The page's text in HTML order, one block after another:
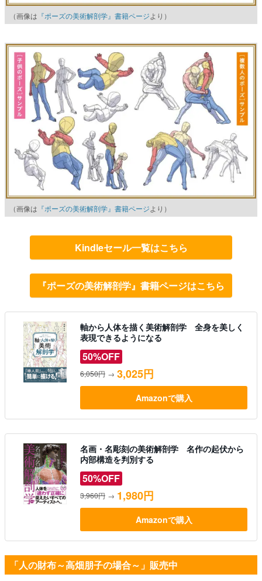
（画像は 『ポーズの美術解剖学』書籍ページより）
（画像は 『ポーズの美術解剖学』書籍ページより）
Kindleセール一覧はこちら
『ポーズの美術解剖学』書籍ページはこちら
軸から人体を描く美術解剖学 全身を美しく
表現できるようになる
50%OFF
6,050円 → 3,025円
Amazonで購入
名画・名彫刻の美術解剖学 名作の起伏から
内部構造を判別する
50%OFF
3,960円 → 1,980円
Amazonで購入
「人の財布～高畑朋子の場合～」販売中